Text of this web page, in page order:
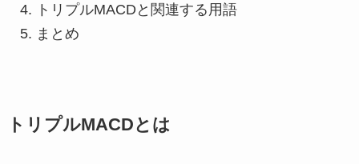
トリプルMACDと関連する用語
まとめ
トリプルMACDとは